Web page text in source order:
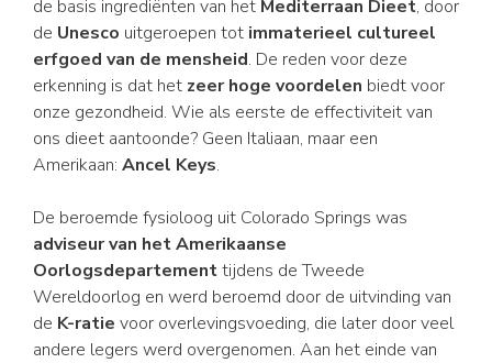
de basis ingrediënten van het Mediterraan Dieet, door
de Unesco uitgeroepen tot immaterieel cultureel
erfgoed van de mensheid. De reden voor deze
erkenning is dat het zeer hoge voordelen biedt voor
onze gezondheid. Wie als eerste de effectiviteit van
ons dieet aantoonde? Geen Italiaan, maar een
Amerikaan: Ancel Keys.
De beroemde fysioloog uit Colorado Springs was
adviseur van het Amerikaanse
Oorlogsdepartementtijdens de Tweede
Wereldoorlog en werd beroemd door de uitvinding van
de K-ratie voor overlevingsvoeding, die later door veel
andere legers werd overgenomen. Aan het einde van